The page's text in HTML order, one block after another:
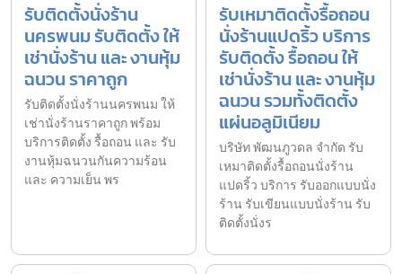
รับติดตั้งนั่งร้าน
นครพนม รับติดตั้ง ให้
เช่านั่งร้าน และ งานหุ้ม
ฉนวน ราคาถูก
รับติดตั้งนั่งร้านนครพนม ให้
เช่านั่งร้านราคาถูก พร้อม
บริการติดตั้ง รื้อถอน และ รับ
งานหุ้มฉนวนกันความร้อน
และ ความเย็น พร
รับเหมาติดตั้งรื้อถอน
นั่งร้านแปดริ้ว บริการ
รับติดตั้ง รื้อถอน ให้
เช่านั่งร้าน และ งานหุ้ม
ฉนวน รวมทั้งติดตั้ง
แผ่นอลูมิเนียม
บริษัท พัฒนภูวดล จำกัด รับ
เหมาติดตั้งรื้อถอนนั่งร้าน
แปดริ้ว บริการ รับออกแบบนั่ง
ร้าน รับเขียนแบบนั่งร้าน รับ
ติดตั้งนั่งร